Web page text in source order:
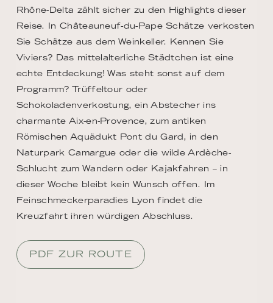
Rhône-Delta zählt sicher zu den Highlights dieser
Reise. In Châteauneuf-du-Pape Schätze verkosten
Sie Schätze aus dem Weinkeller. Kennen Sie
Viviers? Das mittelalterliche Städtchen ist eine
echte Entdeckung! Was steht sonst auf dem
Programm? Trüffeltour oder
Schokoladenverkostung, ein Abstecher ins
charmante Aix-en-Provence, zum antiken
Römischen Aquädukt Pont du Gard, in den
Naturpark Camargue oder die wilde Ardèche-
Schlucht zum Wandern oder Kajakfahren – in
dieser Woche bleibt kein Wunsch offen. Im
Feinschmeckerparadies Lyon findet die
Kreuzfahrt ihren würdigen Abschluss.
PDF ZUR ROUTE